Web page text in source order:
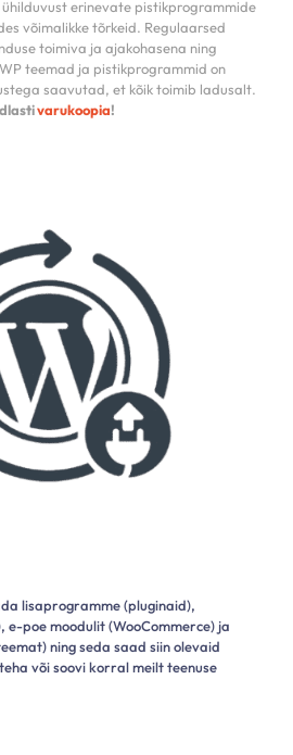
erinevate pistikprogrammide
võimalikke tõrkeid. Regulaarsed
toimiva ja ajakohasena ning
teemad ja pistikprogrammid on
saavutad, et kõik toimib ladusalt.
varukoopia!
lisaprogramme (pluginaid),
e-poe moodulit (WooCommerce) ja
ning seda saad siin olevaid
või soovi korral meilt teenuse